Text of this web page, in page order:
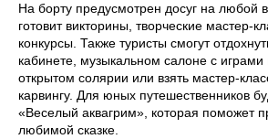
На борту предусмотрен досуг на любой
готовит викторины, творческие мастер-
конкурсы. Также туристы смогут
кабинете, музыкальном салоне с играми
открытом солярии или взять мастер-
карвингу. Для юных путешественников
«Веселый аквагрим», которая поможет
любимой сказке.